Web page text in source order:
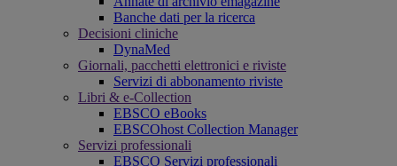
Banche dati per la ricerca
Decisioni cliniche
DynaMed
Giornali, pacchetti elettronici e riviste
Servizi di abbonamento riviste
Libri & e-Collection
EBSCO eBooks
EBSCOhost Collection Manager
Servizi professionali
EBSCO Servizi professionali